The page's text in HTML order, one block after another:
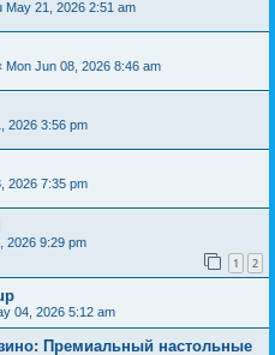
May 21, 2026 2:51 am
Mon Jun 08, 2026 8:46 am
2026 3:56 pm
2026 7:35 pm
2026 9:29 pm
1 2
04, 2026 5:12 am
Премиальный настольные